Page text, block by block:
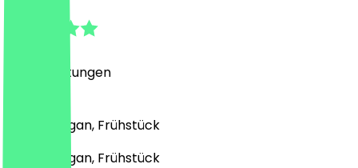
Bewertungen
Drinks, Vegan, Frühstück
Drinks, Vegan, Frühstück